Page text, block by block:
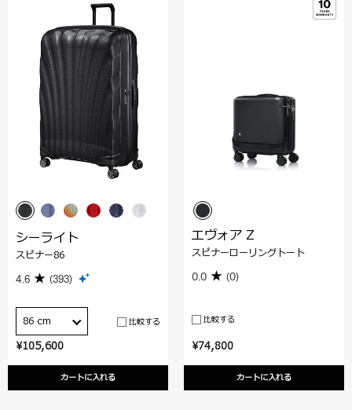
¥105,600
カートに入れる
シーライト
スピナー86
4.6 (393)
86 cm 比較する
¥74,800
カートに入れる
エヴォア Z
スピナーローリングトート
0.0 (0)
比較する